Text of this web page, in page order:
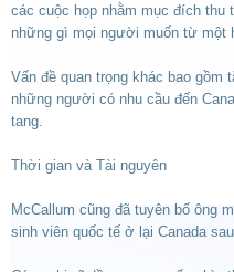
các cuộc họp nhằm mục đích thu
những gì mọi người muốn từ một
Vấn đề quan trọng khác bao
những người có nhu cầu đến
tang.
Thời gian và Tài nguyên
McCallum cũng đã tuyên bố ông
sinh viên quốc tế ở lại Canada